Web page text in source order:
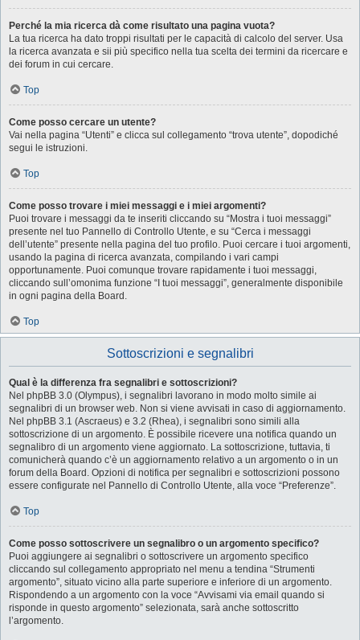
Perché la mia ricerca dà come risultato una pagina vuota?
La tua ricerca ha dato troppi risultati per le capacità di calcolo del server. Usa
la ricerca avanzata e sii più specifico nella tua scelta dei termini da ricercare e
dei forum in cui cercare.
Top
Come posso cercare un utente?
Vai nella pagina “Utenti” e clicca sul collegamento “trova utente”, dopodiché
segui le istruzioni.
Top
Come posso trovare i miei messaggi e i miei argomenti?
Puoi trovare i messaggi da te inseriti cliccando su “Mostra i tuoi messaggi”
presente nel tuo Pannello di Controllo Utente, e su “Cerca i messaggi
dell’utente” presente nella pagina del tuo profilo. Puoi cercare i tuoi argomenti,
usando la pagina di ricerca avanzata, compilando i vari campi
opportunamente. Puoi comunque trovare rapidamente i tuoi messaggi,
cliccando sull’omonima funzione “I tuoi messaggi”, generalmente disponibile
in ogni pagina della Board.
Top
Sottoscrizioni e segnalibri
Qual è la differenza fra segnalibri e sottoscrizioni?
Nel phpBB 3.0 (Olympus), i segnalibri lavorano in modo molto simile ai
segnalibri di un browser web. Non si viene avvisati in caso di aggiornamento.
Nel phpBB 3.1 (Ascraeus) e 3.2 (Rhea), i segnalibri sono simili alla
sottoscrizione di un argomento. È possibile ricevere una notifica quando un
segnalibro di un argomento viene aggiornato. La sottoscrizione, tuttavia, ti
comunicherà quando c’è un aggiornamento relativo a un argomento o in un
forum della Board. Opzioni di notifica per segnalibri e sottoscrizioni possono
essere configurate nel Pannello di Controllo Utente, alla voce “Preferenze”.
Top
Come posso sottoscrivere un segnalibro o un argomento specifico?
Puoi aggiungere ai segnalibri o sottoscrivere un argomento specifico
cliccando sul collegamento appropriato nel menu a tendina “Strumenti
argomento”, situato vicino alla parte superiore e inferiore di un argomento.
Rispondendo a un argomento con la voce “Avvisami via email quando si
risponde in questo argomento” selezionata, sarà anche sottoscritto
l’argomento.